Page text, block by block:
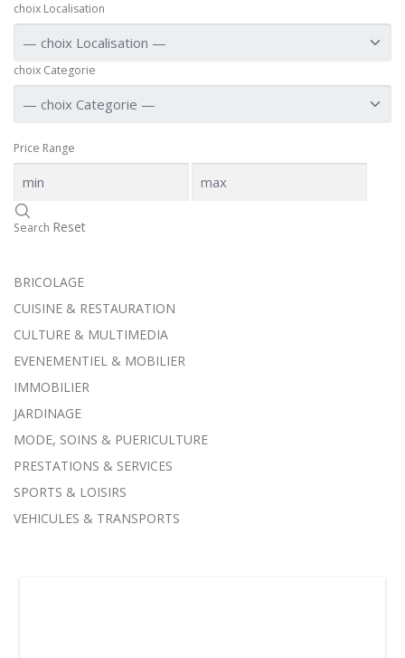
choix Localisation
choix Categorie
Price Range
Search Reset
BRICOLAGE
CUISINE & RESTAURATION
CULTURE & MULTIMEDIA
EVENEMENTIEL & MOBILIER
IMMOBILIER
JARDINAGE
MODE, SOINS & PUERICULTURE
PRESTATIONS & SERVICES
SPORTS & LOISIRS
VEHICULES & TRANSPORTS